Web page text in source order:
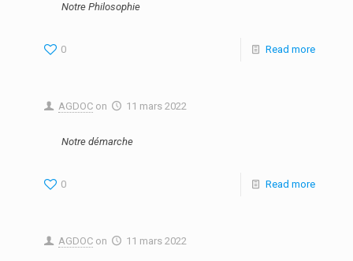
Notre Philosophie
0 Read more
AGDOC on 11 mars 2022
Notre démarche
0 Read more
AGDOC on 11 mars 2022